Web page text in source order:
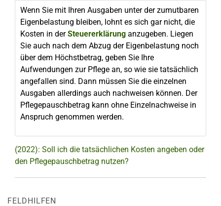
Wenn Sie mit Ihren Ausgaben unter der zumutbaren
Eigenbelastung bleiben, lohnt es sich gar nicht, die
Kosten in derSteuererklärung anzugeben. Liegen
Sie auch nach dem Abzug der Eigenbelastung noch
über dem Höchstbetrag, geben Sie Ihre
Aufwendungen zur Pflege an, so wie sie tatsächlich
angefallen sind. Dann müssen Sie die einzelnen
Ausgaben allerdings auch nachweisen können. Der
Pflegepauschbetrag kann ohne Einzelnachweise in
Anspruch genommen werden.
(2022): Soll ich die tatsächlichen Kosten angeben oder
den Pflegepauschbetrag nutzen?
FELDHILFEN